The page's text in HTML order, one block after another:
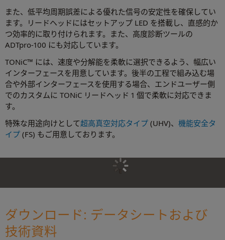
また、低平均周期誤差による優れた信号の安定性を確保してい
ます。リードヘッドにはセットアップ LED を搭載し、直感的か
つ効率的に取り付けられます。また、高度診断ツールの
ADTpro-100 にも対応しています。
TONiC™ には、速度や分解能を柔軟に選択できるよう、幅広い
インターフェースを用意しています。後半の工程で組み込む場
合や外部インターフェースを使用する場合、エンドユーザー側
でのカスタムに TONiC リードヘッド 1 個で柔軟に対応できま
す。
特殊な用途向けとして超高真空対応タイプ (UHV)、 機能安全タ
イプ (FS) もご用意しております。
ダウンロード: データシートおよび
技術資料